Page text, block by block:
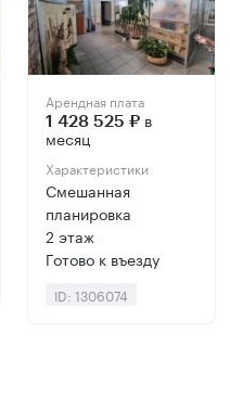
Арендная плата
1 428 525 ₽в
месяц
Характеристики
Смешанная
планировка
2 этаж
Готово к въезду
ID: 1306074